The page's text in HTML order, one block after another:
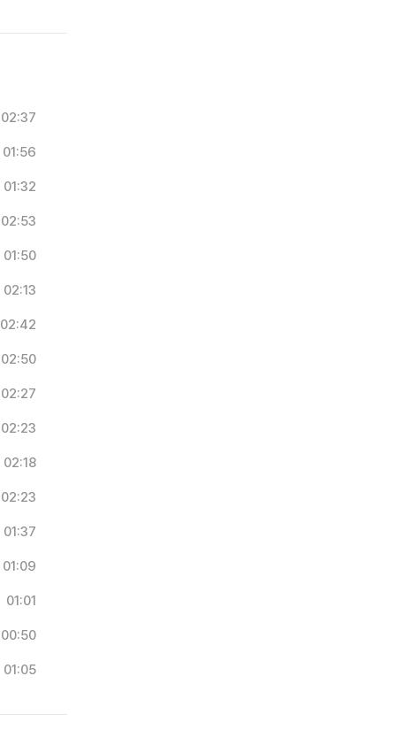
02:37
01:56
01:32
02:53
01:50
02:13
02:42
02:50
02:27
02:23
02:18
02:23
01:37
01:09
01:01
00:50
01:05